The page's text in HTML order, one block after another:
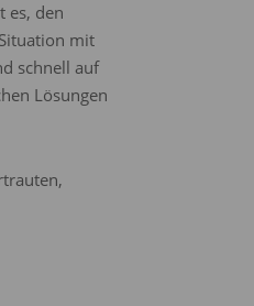
es, den
mit
schnell auf
Lösungen